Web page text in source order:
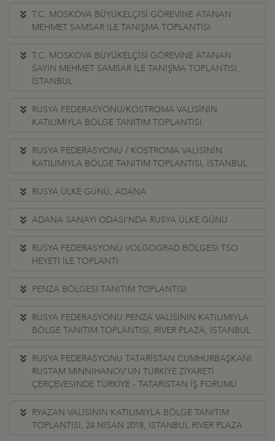
T.C. MOSKOVA BÜYÜKELÇİSİ GÖREVİNE ATANAN
MEHMET SAMSAR İLE TANIŞMA TOPLANTISI
T.C. MOSKOVA BÜYÜKELÇİSİ GÖREVİNE ATANAN
SAYIN MEHMET SAMSAR İLE TANIŞMA TOPLANTISI,
İSTANBUL
RUSYA FEDERASYONU/KOSTROMA VALİSİNİN
KATILIMIYLA BÖLGE TANITIM TOPLANTISI
RUSYA FEDERASYONU / KOSTROMA VALİSİNİN
KATILIMIYLA BÖLGE TANITIM TOPLANTISI, İSTANBUL
RUSYA ÜLKE GÜNÜ, ADANA
ADANA SANAYİ ODASI'NDA RUSYA ÜLKE GÜNÜ
RUSYA FEDERASYONU VOLGOGRAD BÖLGESİ TSO
HEYETİ İLE TOPLANTI
PENZA BÖLGESİ TANITIM TOPLANTISI
RUSYA FEDERASYONU PENZA VALİSİNİN KATILIMIYLA
BÖLGE TANITIM TOPLANTISI, RİVER PLAZA, İSTANBUL
RUSYA FEDERASYONU TATARİSTAN CUMHURBAŞKANI
RUSTAM MINNIHANOV'UN TÜRKİYE ZİYARETİ
ÇERÇEVESİNDE TÜRKİYE - TATARİSTAN İŞ FORUMU
RYAZAN VALİSİNİN KATILIMIYLA BÖLGE TANITIM
TOPLANTISI, 24 NISAN 2018, İSTANBUL RIVER PLAZA